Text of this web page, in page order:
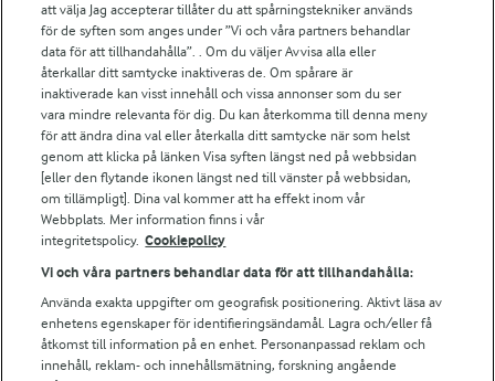
Arlas kundportal
Arla.com
Falbygdens Ost
Arla webbshop
Bildbank
Följ oss
att välja Jag accepterar tillåter du att spårningstekniker används
för de syften som anges under ”Vi och våra partners behandlar
data för att tillhandahålla”. . Om du väljer Avvisa alla eller
återkallar ditt samtycke inaktiveras de. Om spårare är
inaktiverade kan visst innehåll och vissa annonser som du ser
vara mindre relevanta för dig. Du kan återkomma till denna meny
för att ändra dina val eller återkalla ditt samtycke när som helst
genom att klicka på länken Visa syften längst ned på webbsidan
[eller den flytande ikonen längst ned till vänster på webbsidan,
om tillämpligt]. Dina val kommer att ha effekt inom vår
Webbplats. Mer information finns i vår
integritetspolicy. Cookiepolicy
Vi och våra partners behandlar data för att tillhandahålla:
Använda exakta uppgifter om geografisk positionering. Aktivt läsa av
enhetens egenskaper för identifieringsändamål. Lagra och/eller få
åtkomst till information på en enhet. Personanpassad reklam och
innehåll, reklam- och innehållsmätning, forskning angående